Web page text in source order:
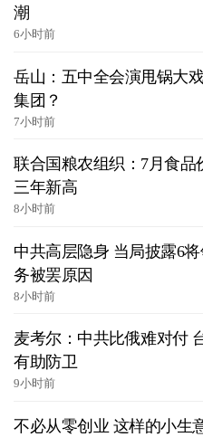
潮
6小时前
岳山：五中全会演甩锅大
集团？
7小时前
联合国粮农组织：7月食品
三年新高
8小时前
中共高层隐身 当局披露6
务被罢原因
8小时前
麦考尔：中共比俄难对付
有助防卫
9小时前
不必从零创业 这样的小生